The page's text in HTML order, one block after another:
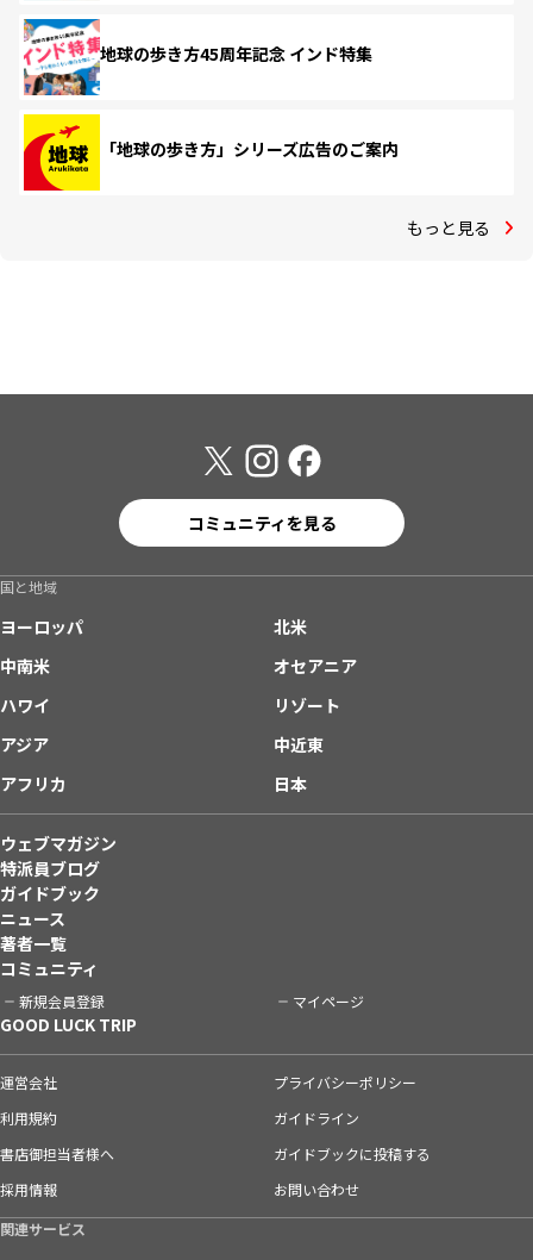
地球の歩き方45周年記念 インド特集
「地球の歩き方」シリーズ広告のご案内
もっと見る
コミュニティを見る
国と地域
ヨーロッパ
北米
中南米
オセアニア
ハワイ
リゾート
アジア
中近東
アフリカ
日本
ウェブマガジン
特派員ブログ
ガイドブック
ニュース
著者一覧
コミュニティ
新規会員登録 マイページ
GOOD LUCK TRIP
運営会社
プライバシーポリシー
利用規約
ガイドライン
書店御担当者様へ
ガイドブックに投稿する
採用情報
お問い合わせ
関連サービス